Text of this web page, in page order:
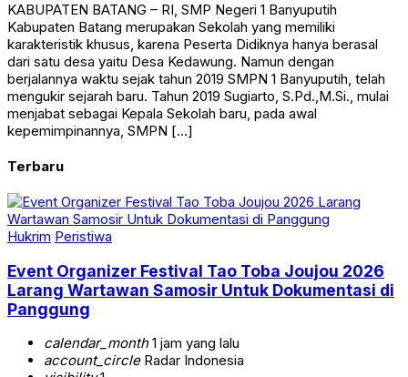
KABUPATEN BATANG – RI, SMP Negeri 1 Banyuputih
Kabupaten Batang merupakan Sekolah yang memiliki
karakteristik khusus, karena Peserta Didiknya hanya berasal
dari satu desa yaitu Desa Kedawung. Namun dengan
berjalannya waktu sejak tahun 2019 SMPN 1 Banyuputih, telah
mengukir sejarah baru. Tahun 2019 Sugiarto, S.Pd.,M.Si., mulai
menjabat sebagai Kepala Sekolah baru, pada awal
kepemimpinannya, SMPN […]
Terbaru
Hukrim Peristiwa
Event Organizer Festival Tao Toba Joujou 2026
Larang Wartawan Samosir Untuk Dokumentasi di
Panggung
calendar_month1 jam yang lalu
account_circleRadar Indonesia